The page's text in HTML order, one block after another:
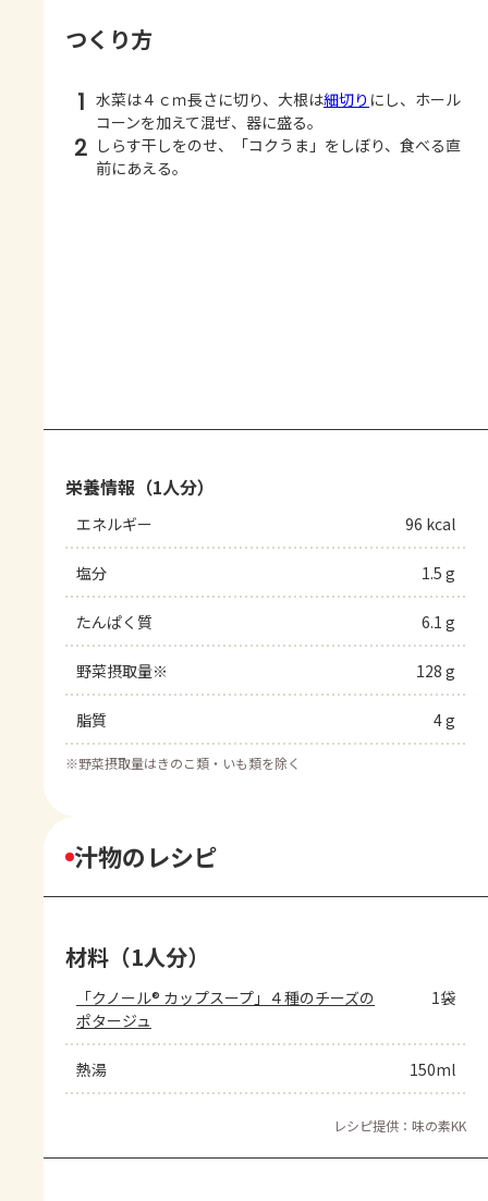
つくり方
1 水菜は４ｃｍ長さに切り、大根は細切り にし、ホール
コーンを加えて混ぜ、器に盛る。
2 しらす干しをのせ、「コクうま」をしぼり、食べる直
前にあえる。
栄養情報（1人分）
エネルギー 96 kcal
塩分 1.5 g
たんぱく質 6.1 g
野菜摂取量※ 128 g
脂質 4 g
※野菜摂取量はきのこ類・いも類を除く
汁物のレシピ
材料（1人分）
「クノール® カップスープ」４種のチーズの
ポタージュ
1袋
熱湯 150ml
レシピ提供：味の素KK